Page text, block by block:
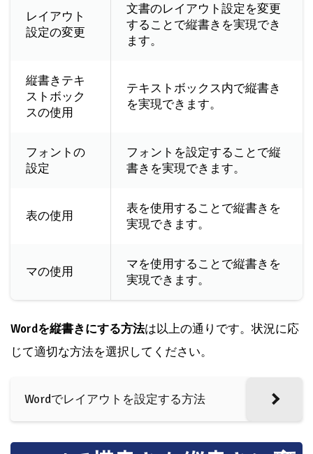
レイアウト
設定の変更
文書のレイアウト設定を変更
することで縦書きを実現でき
ます。
縦書きテキ
ストボック
スの使用
テキストボックス内で縦書き
を実現できます。
フォントの
設定
フォントを設定することで縦
書きを実現できます。
表の使用
表を使用することで縦書きを
実現できます。
マの使用
マを使用することで縦書きを
実現できます。
Wordを縦書きにする方法は以上の通りです。状況に応
じて適切な方法を選択してください。
Wordでレイアウトを設定する方法